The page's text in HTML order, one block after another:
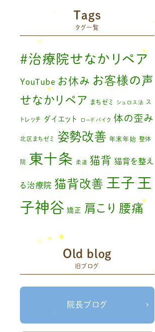
2023年5月
2023年2月 (1)
2023年1月(2)
2022年11月(1)
2022年10月(1)
2022年9月(1)
2022年7月
2022年5月(2)
(2)
Tags
タグ一覧
#治療院せなかリペア
YouTube お休み お客様の声
せなかリペア まちゼミ シュロス法 ス
トレッチ ダイエット ロードバイク 体の歪み
北区まちゼミ 姿勢改善 年末年始 整体
院 東十条 柔道 猫背 猫背を整え
る治療院 猫背改善 王子 王
子神谷 矯正 肩こり 腰痛
赤羽 足の歪み改善
＃せなかリペア
ねこぜを整える＃季節の変わり目＃ケガの対処
法 ＃治療院せなかリペア＃ねこぜを整
Old blog
旧ブログ
院長ブログ